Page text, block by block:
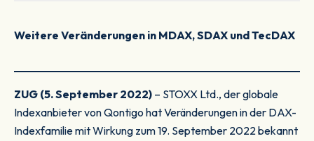
Weitere Veränderungen in MDAX, SDAX und TecDAX
ZUG (5. September 2022) – STOXX Ltd., der globale
Indexanbieter von Qontigo hat Veränderungen in der DAX-
Indexfamilie mit Wirkung zum 19. September 2022 bekannt